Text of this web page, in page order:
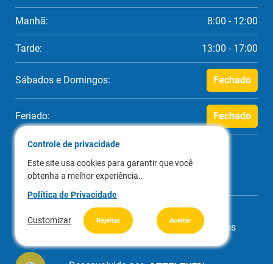
Manhã: 8:00 - 12:00
Tarde: 13:00 - 17:00
Sábados e Domingos: Fechado
Feriado: Fechado
© Copyright 2026 - Fundam. Todos os direitos
Controle de privacidade
Este site usa cookies para garantir que você
obtenha a melhor experiência..
Política de Privacidade
Customizar Rejeitar Aceitar